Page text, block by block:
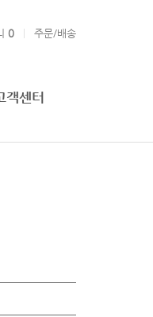
0 주문/배송
객센터